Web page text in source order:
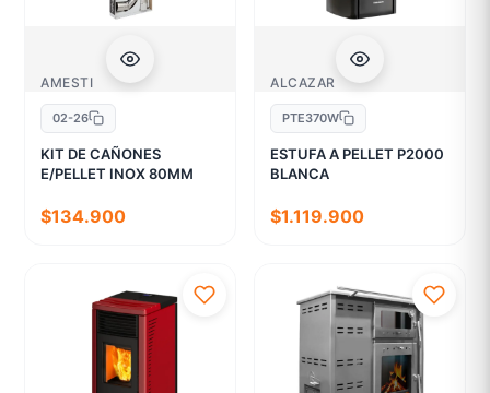
AMESTI
02-26
KIT DE CAÑONES
E/PELLET INOX 80MM
$134.900
ALCAZAR
PTE370W
ESTUFA A PELLET P2000
BLANCA
$1.119.900